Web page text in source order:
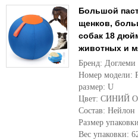
Большой
щенков,
собак 18
животных и
Бренд: Доглеми
Номер модели:
размер: U
Цвет: СИНИЙ
Состав: Нейлон
Размер
Вес упаковки: